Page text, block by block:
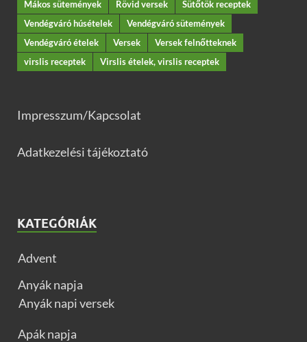
Mákos sütemények Rövid versek
Sütőtök receptek
Vendégváró húsételek
Vendégváró sütemények
Vendégváró ételek
Versek
Versek felnőtteknek
virslis receptek
Virslis ételek, virslis receptek
Impresszum/Kapcsolat
Adatkezelési tájékoztató
KATEGÓRIÁK
Advent
Anyák napja
Anyák napi versek
Apák napja